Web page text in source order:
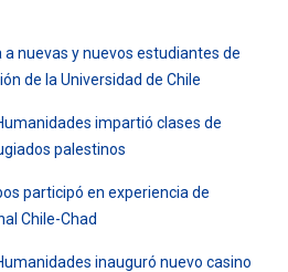
nuevas y nuevos estudiantes de
de la Universidad de Chile
impartió clases de
palestinos
participó en experiencia de
Chile-Chad
inauguró nuevo casino